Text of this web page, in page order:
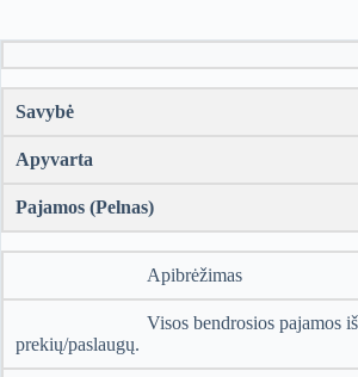
Savybė
Apyvarta
Pajamos (Pelnas)
Apibrėžimas
Visos bendrosios pajamos
prekių/paslaugų.